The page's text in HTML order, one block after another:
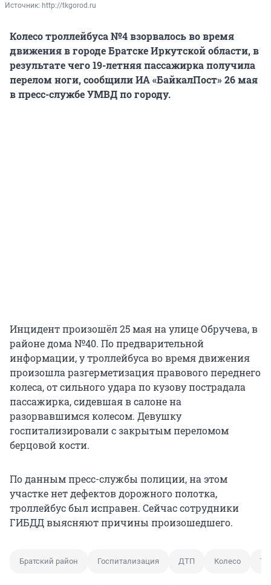
Источник: http://tkgorod.ru
Колесо троллейбуса №4 взорвалось во время
движения в городе Братске Иркутской области, в
результате чего 19-летняя пассажирка получила
перелом ноги, сообщили ИА «БайкалПост» 26 мая
в пресс-службе УМВД по городу.
Инцидент произошёл 25 мая на улице Обручева, в
районе дома №40. По предварительной
информации, у троллейбуса во время движения
произошла разгерметизация правового переднего
колеса, от сильного удара по кузову пострадала
пассажирка, сидевшая в салоне на
разорвавшимся колесом. Девушку
госпитализировали с закрытым переломом
берцовой кости.
По данным пресс-службы полиции, на этом
участке нет дефектов дорожного полотка,
троллейбус был исправен. Сейчас сотрудники
ГИБДД выясняют причины произошедшего.
Братский район Госпитализация ДТП Колесо